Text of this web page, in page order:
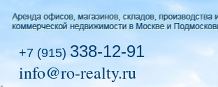
+7 (915) 338-12-91
info@ro-realty.ru